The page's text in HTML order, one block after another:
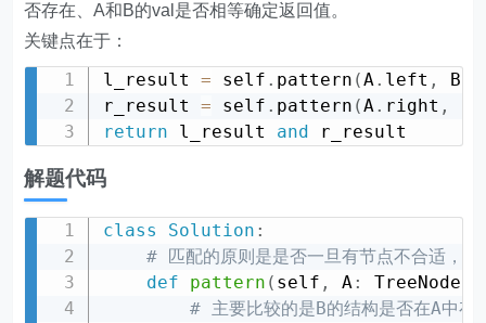
否存在、A和B的val是否相等确定返回值。
关键点在于：
l_result = self . pattern (A. left , B
r_result = self . pattern (A. right ,
return l_result and
解题代码
class Solution :
# 匹配的原则是是否一旦有节点不合适，
def
pattern ( self , A: TreeNode
# 主要比较的是B的结构是否在A中存